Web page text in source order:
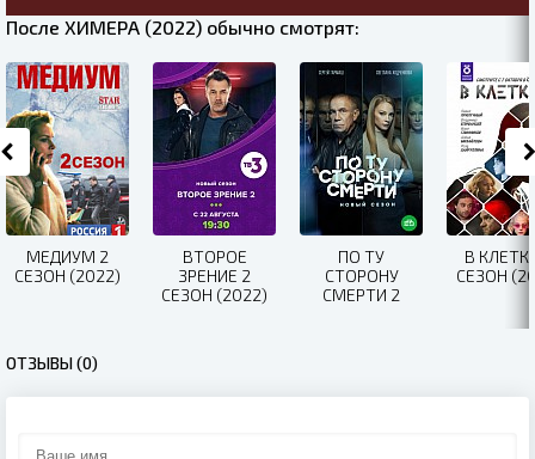
После ХИМЕРА (2022) обычно смотрят:
МЕДИУМ 2
СЕЗОН (2022)
ВТОРОЕ
ЗРЕНИЕ 2
СЕЗОН (2022)
ПО ТУ
СТОРОНУ
СМЕРТИ 2
В
СЕЗОН
ОТЗЫВЫ (0)